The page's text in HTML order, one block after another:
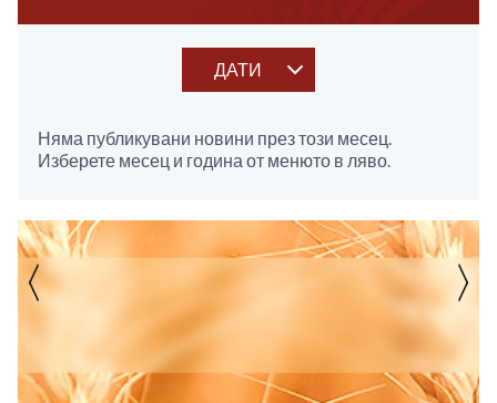
ДАТИ
Няма публикувани новини през този месец.
Изберете месец и година от менюто в ляво.